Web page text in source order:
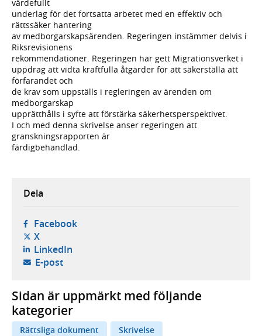
värdefullt
underlag för det fortsatta arbetet med en effektiv och
rättssäker hantering
av medborgarskapsärenden. Regeringen instämmer delvis i
Riksrevisionens
rekommendationer. Regeringen har gett Migrationsverket i
uppdrag att vidta kraftfulla åtgärder för att säkerställa att
förfarandet och
de krav som uppställs i regleringen av ärenden om
medborgarskap
upprätthålls i syfte att förstärka säkerhetsperspektivet.
I och med denna skrivelse anser regeringen att
granskningsrapporten är
färdigbehandlad.
Dela
Facebook- öppnas i ny flik, extern webbplats,
X- öppnas i ny flik, extern webbplats,
LinkedIn- öppnas i ny flik, extern webbplats,
E-post- öppnar din e-postklient,
Sidan är uppmärkt med följande
kategorier
Rättsliga dokument
Skrivelse